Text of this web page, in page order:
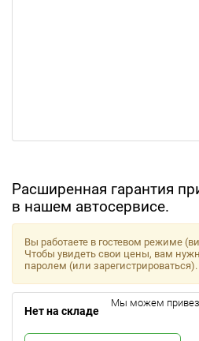
Расширенная гарантия
в нашем автосервисе.
Вы работаете в гостевом режиме
Чтобы увидеть свои цены, вам
паролем (или зарегистрироваться).
Нет на складе
Мы можем